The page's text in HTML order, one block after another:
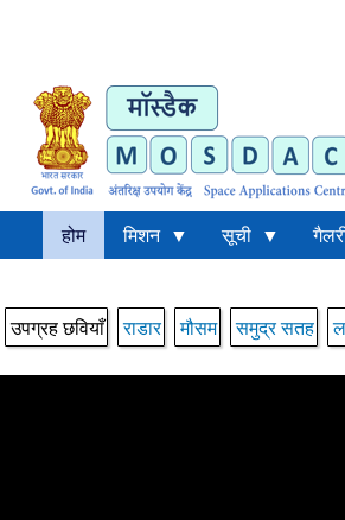
होम मिशन सूची
उपग्रह छवियाँ राडार मौसम समुद्र सतह